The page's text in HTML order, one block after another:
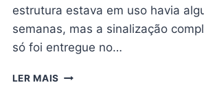
estrutura estava em uso havia
semanas, mas a sinalização
só foi entregue no…
LER MAIS CICLISTAS